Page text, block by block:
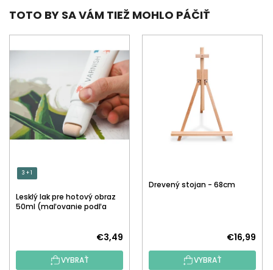
TOTO BY SA VÁM TIEŽ MOHLO PÁČIŤ
3 + 1
Lesklý lak pre hotový obraz
50ml (maľovanie podľa
€3,49
VYBRAŤ
Drevený stojan - 68cm
€16,99
VYBRAŤ